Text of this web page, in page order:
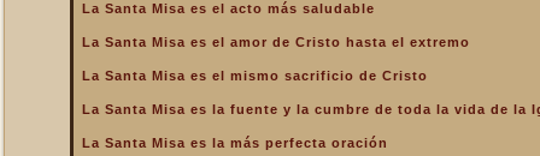
compendio de todo lo
bueno que hay en la Iglesia
La Santa Misa es el mismo
y la cumbre de toda la vida
La Santa Misa es el acto más saludable
La Santa Misa es el amor de Cristo hasta el extremo
La Santa Misa es el mismo sacrificio de Cristo
La Santa Misa es la fuente y la cumbre de toda la vida de la
La Santa Misa es la más perfecta oración